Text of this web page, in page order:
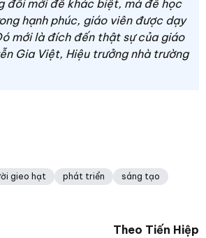
đổi mới để khác biệt, mà để học
hạnh phúc, giáo viên được dạy
mới là đích đến thật sự của giáo
Gia Việt, Hiệu trưởng nhà trường
gieo hạt phát triển sáng tạo
Theo Tiến Hiệp